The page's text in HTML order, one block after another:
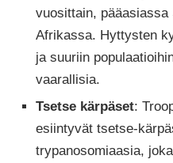
vuosittain, pääasiassa
Afrikassa. Hyttysten
ja suuriin
vaarallisia.
Tsetse kärpäset:
esiintyvät tsetse-
trypanosomiaasia,